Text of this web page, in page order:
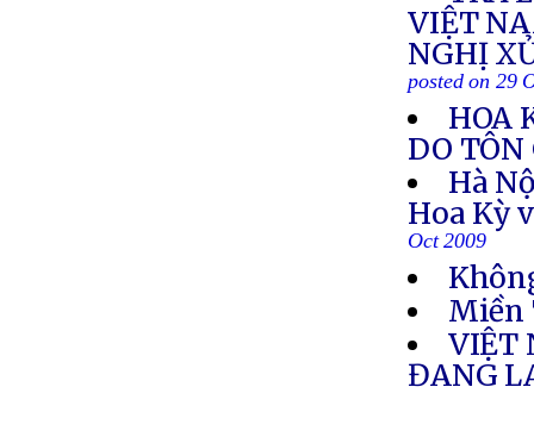
VIỆT
NGHỊ
posted on 29
HOA
DO
Hà
Hoa Kỳ
Oct 2009
Miền
VIỆT
ĐANG